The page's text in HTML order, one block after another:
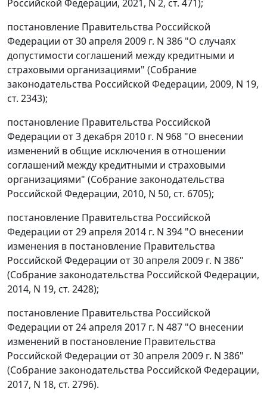
Российской Федерации, 2021, N 2, ст. 471);
постановление Правительства Российской
Федерации от 30 апреля 2009 г. N 386 "О случаях
допустимости соглашений между кредитными и
страховыми организациями" (Собрание
законодательства Российской Федерации, 2009, N 19,
ст. 2343);
постановление Правительства Российской
Федерации от 3 декабря 2010 г. N 968 "О внесении
изменений в общие исключения в отношении
соглашений между кредитными и страховыми
организациями" (Собрание законодательства
Российской Федерации, 2010, N 50, ст. 6705);
постановление Правительства Российской
Федерации от 29 апреля 2014 г. N 394 "О внесении
изменения в постановление Правительства
Российской Федерации от 30 апреля 2009 г. N 386"
(Собрание законодательства Российской Федерации,
2014, N 19, ст. 2428);
постановление Правительства Российской
Федерации от 24 апреля 2017 г. N 487 "О внесении
изменений в постановление Правительства
Российской Федерации от 30 апреля 2009 г. N 386"
(Собрание законодательства Российской Федерации,
2017, N 18, ст. 2796).